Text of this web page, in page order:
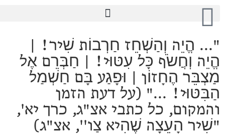
"... הֱיֵה וְהַשְׁחֵז חַרְבוֹת שִׁיר! |
הֱיֵה וְחֲשֹׂף כָּל עִטּוּי! | חַבְּרֵם אֶל
מַצְבֵּר הֶחָזוֹן | וּפָגַע בָּם חַשְׁמַל
הַבִּטּוּי! ..." (על דעת הזמן
והמקום, כל כתבי אצ"ג, כרך יא',
"שִׁיר הָעֵצָה שֶׁהִיא צַו'', אצ"ג)